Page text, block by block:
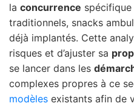
la concurrence
traditionnels, snacks
déjà implantés. Cette
risques et d’ajuster sa
se lancer dans les
complexes propres à ce
modèles existants afin de